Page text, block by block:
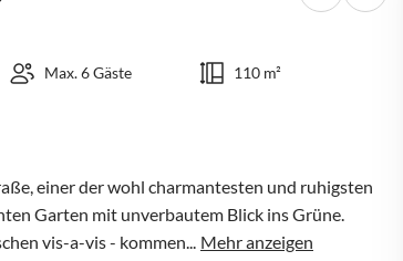
Max. 6 Gäste 110 m²
einer der wohl charmantesten und ruhigsten
Garten mit unverbautem Blick ins Grüne.
vis-a-vis - kommen... Mehr anzeigen